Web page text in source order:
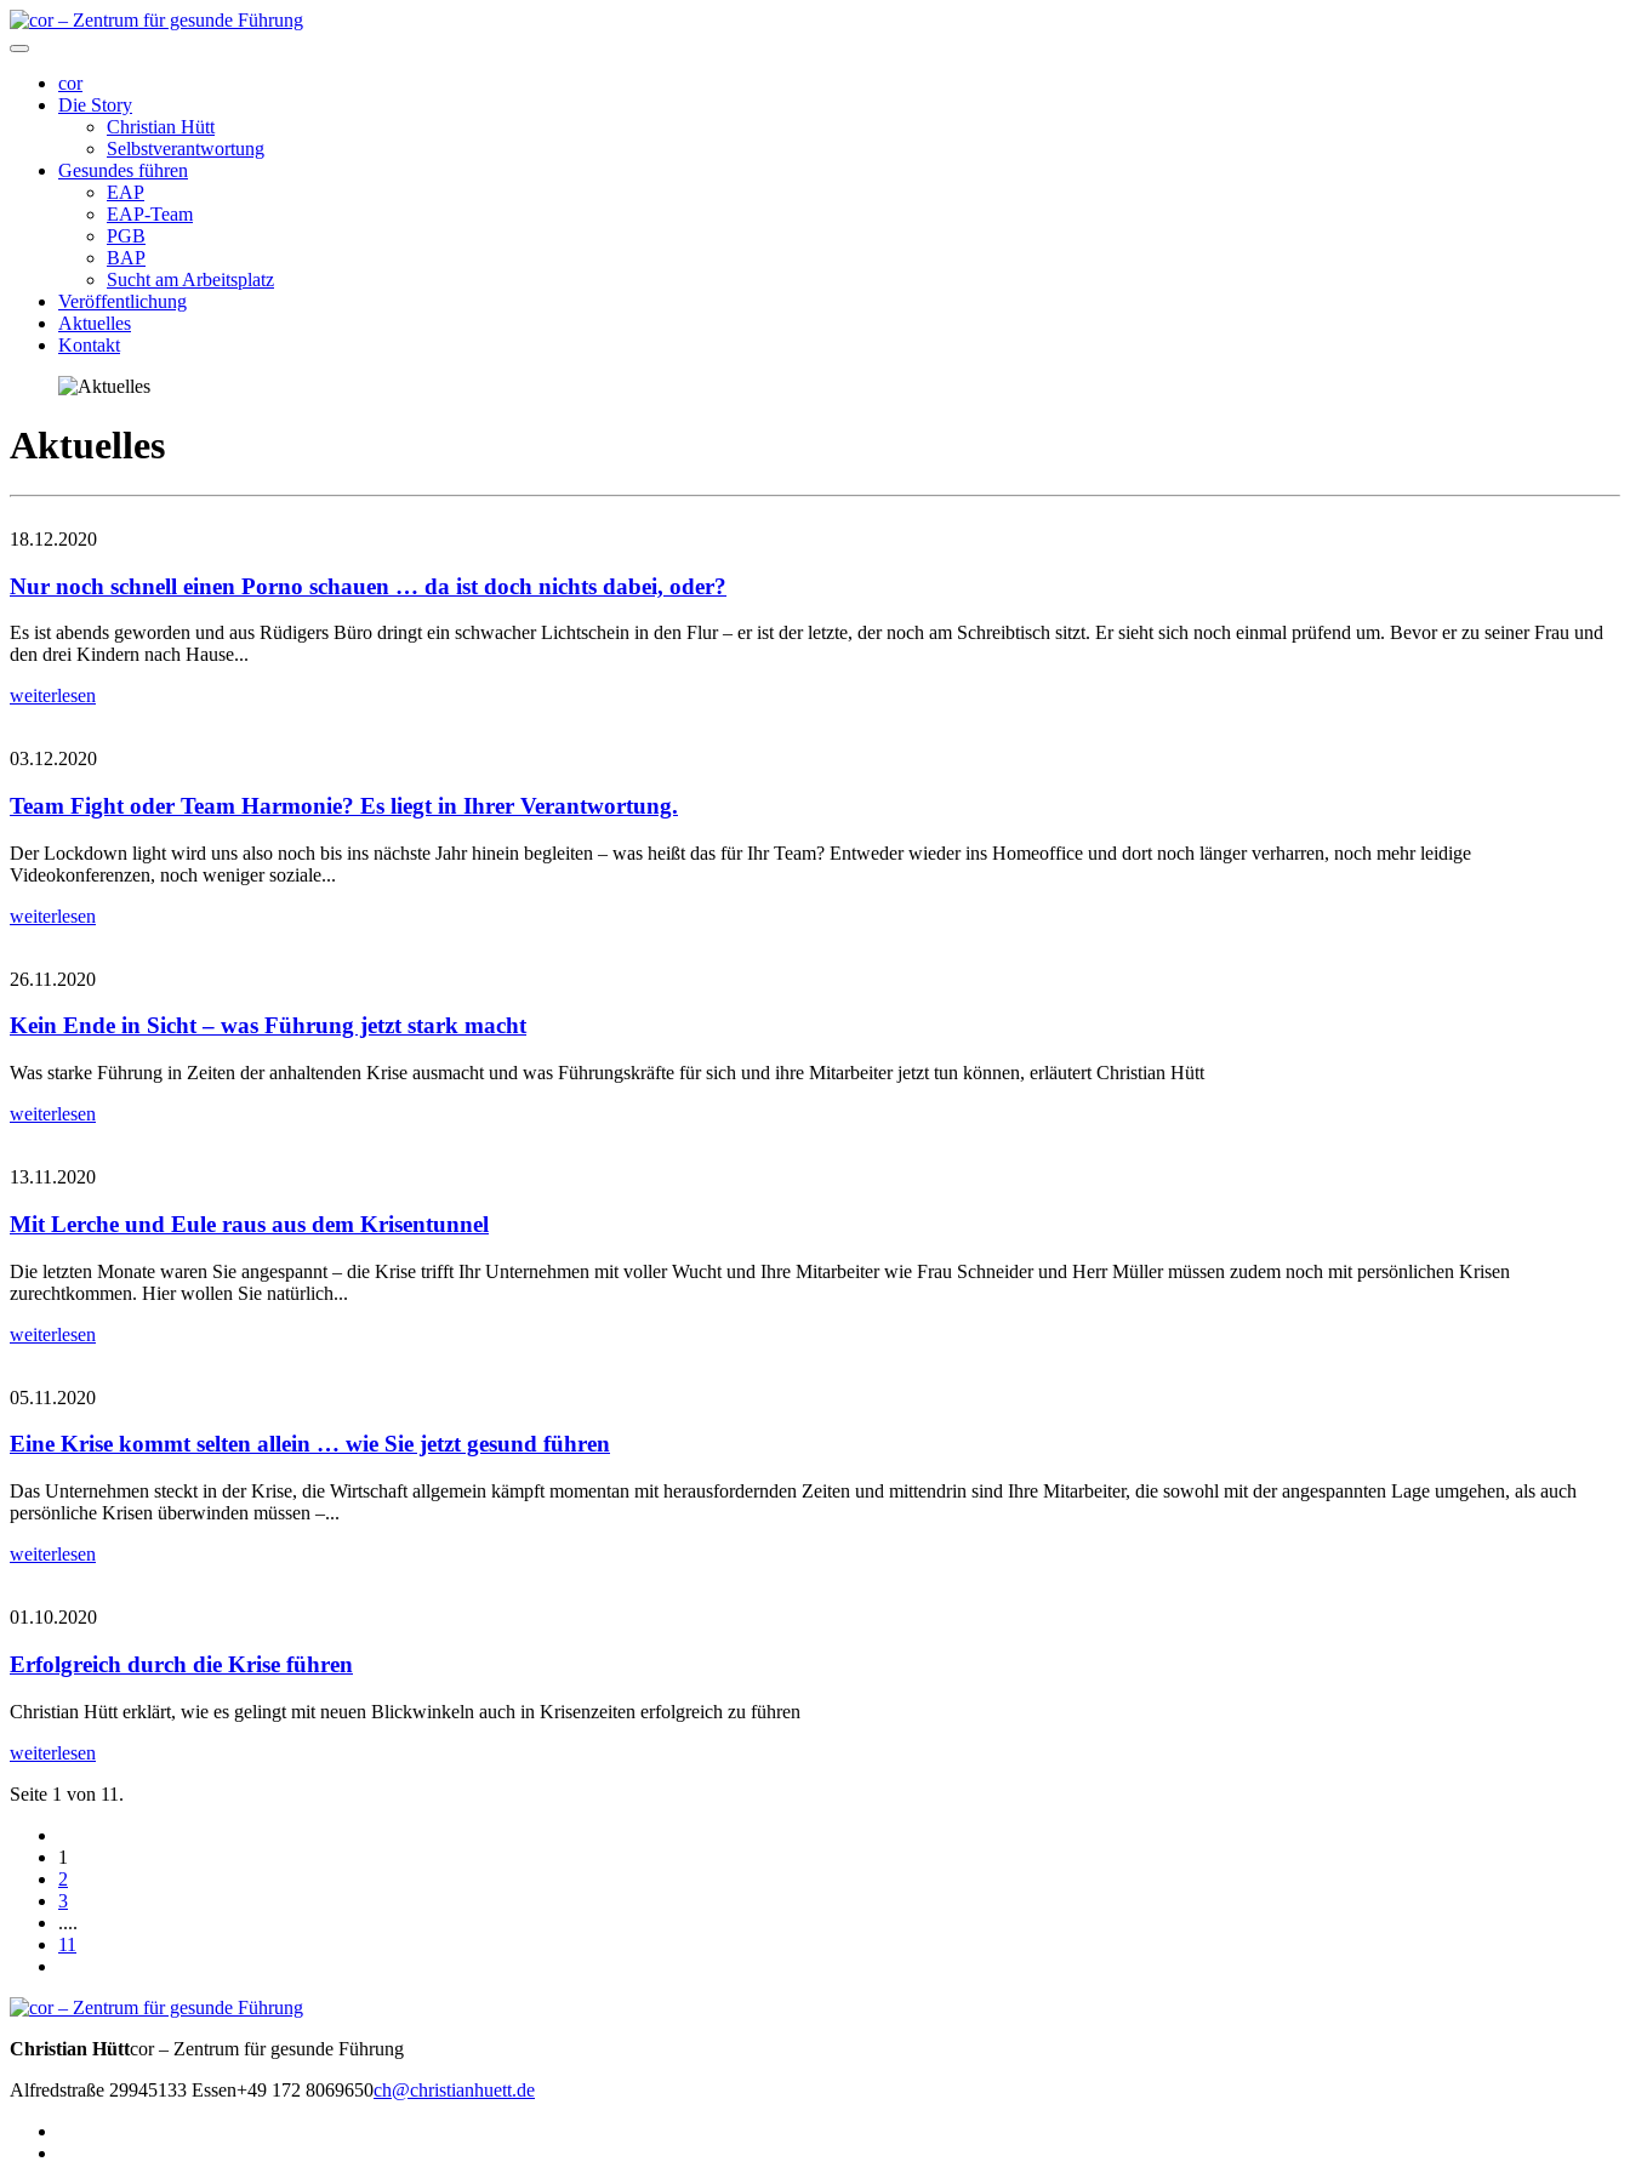
cor
Die Story
Christian Hütt
Selbstverantwortung
Gesundes führen
EAP
EAP-Team
PGB
BAP
Sucht am Arbeitsplatz
Veröffentlichung
Aktuelles
Kontakt
Aktuelles
18.12.2020
Nur noch schnell einen Porno schauen … da ist doch nichts dabei, oder?
Es ist abends geworden und aus Rüdigers Büro dringt ein schwacher Lichtschein in den Flur – er ist der letzte, der noch am Schreibtisch sitzt. Er sieht sich noch einmal prüfend um. Bevor er zu seiner Frau und
den drei Kindern nach Hause...
weiterlesen
03.12.2020
Team Fight oder Team Harmonie? Es liegt in Ihrer Verantwortung.
Der Lockdown light wird uns also noch bis ins nächste Jahr hinein begleiten – was heißt das für Ihr Team? Entweder wieder ins Homeoffice und dort noch länger verharren, noch mehr leidige
Videokonferenzen, noch weniger soziale...
weiterlesen
26.11.2020
Kein Ende in Sicht – was Führung jetzt stark macht
Was starke Führung in Zeiten der anhaltenden Krise ausmacht und was Führungskräfte für sich und ihre Mitarbeiter jetzt tun können, erläutert Christian Hütt
weiterlesen
13.11.2020
Mit Lerche und Eule raus aus dem Krisentunnel
Die letzten Monate waren Sie angespannt – die Krise trifft Ihr Unternehmen mit voller Wucht und Ihre Mitarbeiter wie Frau Schneider und Herr Müller müssen zudem noch mit persönlichen Krisen
zurechtkommen. Hier wollen Sie natürlich...
weiterlesen
05.11.2020
Eine Krise kommt selten allein … wie Sie jetzt gesund führen
Das Unternehmen steckt in der Krise, die Wirtschaft allgemein kämpft momentan mit herausfordernden Zeiten und mittendrin sind Ihre Mitarbeiter, die sowohl mit der angespannten Lage umgehen, als auch
persönliche Krisen überwinden müssen –...
weiterlesen
01.10.2020
Erfolgreich durch die Krise führen
Christian Hütt erklärt, wie es gelingt mit neuen Blickwinkeln auch in Krisenzeiten erfolgreich zu führen
weiterlesen
Seite 1 von 11.
1
2
3
....
11
Christian Hüttcor – Zentrum für gesunde Führung
Alfredstraße 29945133 Essen+49 172 8069650ch@christianhuett.de